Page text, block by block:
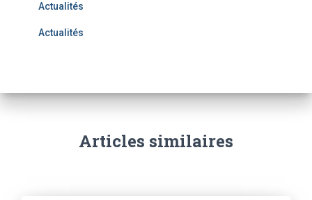
Actualités
Actualités
Articles similaires